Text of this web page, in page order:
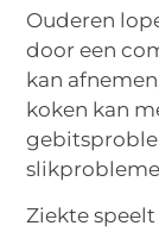
Ouderen
door een
kan
koken kan
Ziekte